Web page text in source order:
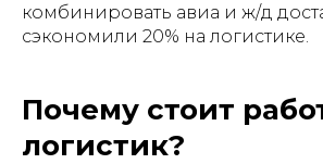
комбинировать авиа и ж/д
сэкономили 20% на логистике.
Почему стоит
логистик?